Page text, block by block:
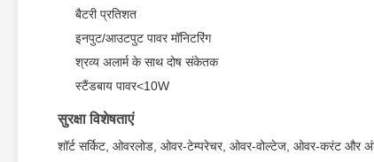
बैटरी प्रतिशत
इनपुट/आउटपुट पावर मॉनिटरिंग
श्रव्य अलार्म के साथ दोष संकेतक
स्टैंडबाय पावर<10W
सुरक्षा विशेषताएं
शॉर्ट सर्किट, ओवरलोड, ओवर-टेम्परेचर, ओवर-वोल्टेज, ओवर-करंट और